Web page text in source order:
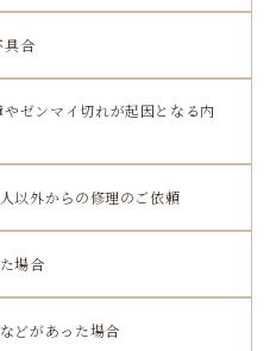
具合
ゼンマイ切れが起因となる内
以外からの修理のご依頼
場合
どがあった場合